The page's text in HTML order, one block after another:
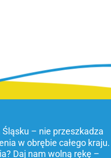
– nie przeszkadza
w obrębie całego kraju.
Daj nam wolną rękę –